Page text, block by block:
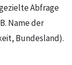
Abfrage
Name der
Bundesland).